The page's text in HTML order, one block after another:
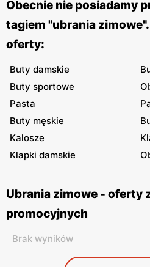
Obecnie nie posiadamy
tagiem "ubrania
oferty:
Buty damskie
Buty sportowe
Pasta
Buty męskie
Kalosze
Klapki damskie
Ubrania zimowe - oferty
promocyjnych
Brak wyników